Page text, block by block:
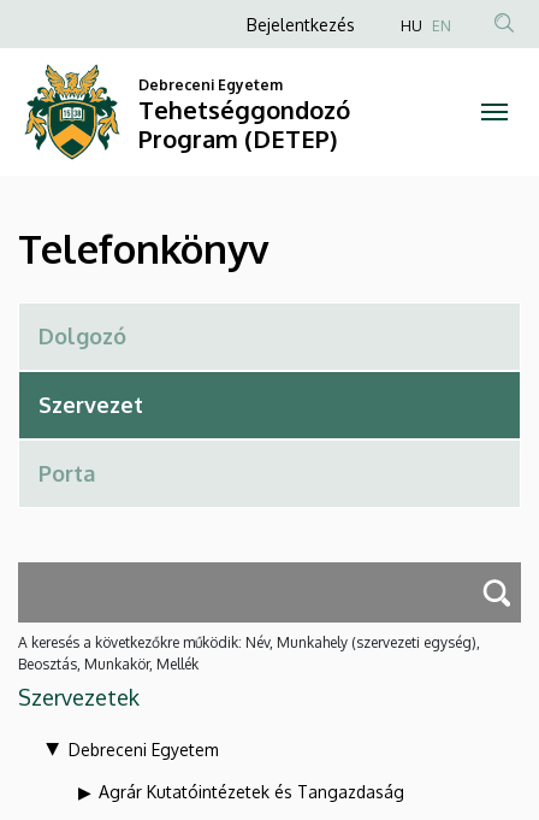
Telefonkönyv
Tehetséggondozó
Program
(DETEP)
a
tartalomra
Anonim
fiók
menüje
Bejelentkezés HU EN
Debreceni Egyetem
Tehetséggondozó
Program (DETEP)
Telefonkönyv
A keresés a következőkre működik: Név, Munkahely (szervezeti egység),
Beosztás, Munkakör, Mellék
Szervezetek
Debreceni Egyetem
Agrár Kutatóintézetek és Tangazdaság